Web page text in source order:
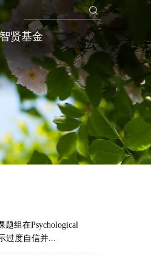
贤基金
题组在Psychological
过度自信并...